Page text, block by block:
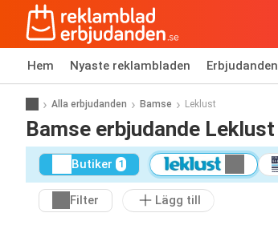
Hem Nyaste reklambladen Erbjudanden
Alla erbjudanden Bamse Leklust
Bamse erbjudande Leklust
Butiker 1
Filter Lägg till